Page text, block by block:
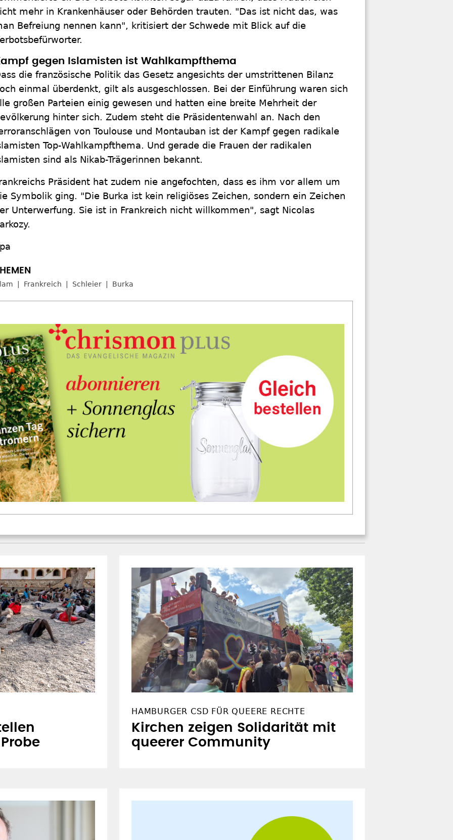
mehr in Krankenhäuser oder Behörden trauten. "Das ist nicht das, was
Befreiung nennen kann", kritisiert der Schwede mit Blick auf die
gegen Islamisten ist Wahlkampfthema
die französische Politik das Gesetz angesichts der umstrittenen Bilanz
einmal überdenkt, gilt als ausgeschlossen. Bei der Einführung waren sich
großen Parteien einig gewesen und hatten eine breite Mehrheit der
hinter sich. Zudem steht die Präsidentenwahl an. Nach den
von Toulouse und Montauban ist der Kampf gegen radikale
Top-Wahlkampfthema. Und gerade die Frauen der radikalen
sind als Nikab-Trägerinnen bekannt.
Präsident hat zudem nie angefochten, dass es ihm vor allem um
Symbolik ging. "Die Burka ist kein religiöses Zeichen, sondern ein Zeichen
Unterwerfung. Sie ist in Frankreich nicht willkommen", sagt Nicolas
Frankreich Schleier Burka
HAMBURGER CSD FÜR QUEERE RECHTE
Kirchen zeigen Solidarität mit
queerer Community